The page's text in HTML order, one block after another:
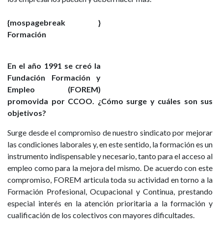
{mospagebreak }
Formación
En el año 1991 se creó la
Fundación Formación y
Empleo (FOREM)
promovida por CCOO. ¿Cómo surge y cuáles son sus
objetivos?
Surge desde el compromiso de nuestro sindicato por mejorar
las condiciones laborales y, en este sentido, la formación es un
instrumento indispensable y necesario, tanto para el acceso al
empleo como para la mejora del mismo. De acuerdo con este
compromiso, FOREM articula toda su actividad en torno a la
Formación Profesional, Ocupacional y Continua, prestando
especial interés en la atención prioritaria a la formación y
cualificación de los colectivos con mayores dificultades.